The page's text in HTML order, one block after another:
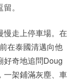
。
慢走上停車場。在
在泰國清邁向他
好奇地追問Doug
一架鋪滿灰塵、車